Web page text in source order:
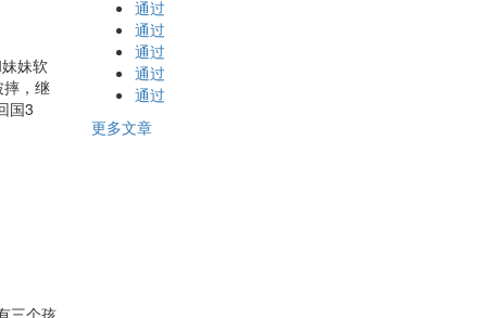
妹软
，继
国3
三个孩
通过
通过
通过
通过
通过
更多文章